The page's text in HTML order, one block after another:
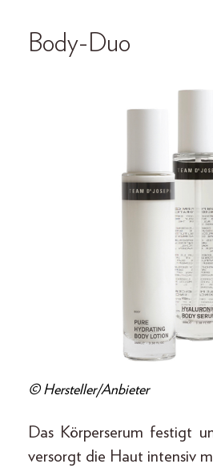
Body-Duo
© Hersteller/Anbieter
Das Körperserum festigt
versorgt die Haut intensiv